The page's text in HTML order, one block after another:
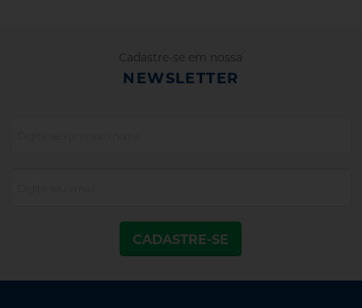
Cadastre-se em nossa
NEWSLETTER
CADASTRE-SE